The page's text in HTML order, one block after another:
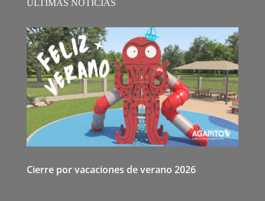
ÚLTIMAS NOTICIAS
Cierre por vacaciones de verano 2026